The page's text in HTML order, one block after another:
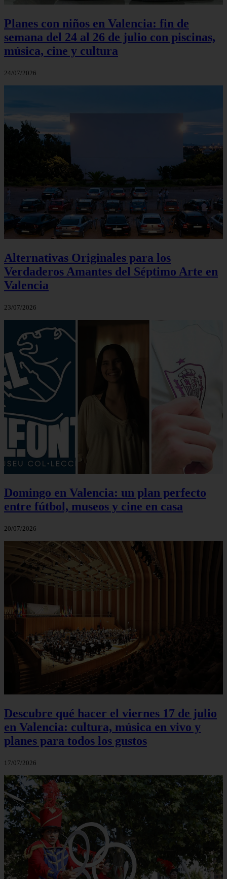
Planes con niños en Valencia: fin de
semana del 24 al 26 de julio con piscinas,
música, cine y cultura
24/07/2026
Alternativas Originales para los
Verdaderos Amantes del Séptimo Arte en
Valencia
23/07/2026
Domingo en Valencia: un plan perfecto
entre fútbol, museos y cine en casa
20/07/2026
Descubre qué hacer el viernes 17 de julio
en Valencia: cultura, música en vivo y
planes para todos los gustos
17/07/2026